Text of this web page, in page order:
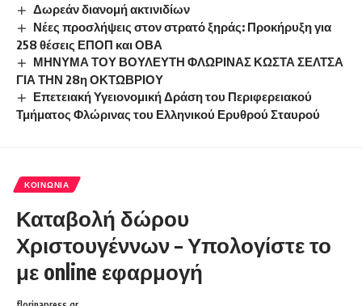
Δωρεάν διανομή ακτινιδίων
Νέες προσλήψεις στον στρατό ξηράς: Προκήρυξη για
258 θέσεις ΕΠΟΠ και ΟΒΑ
ΜΗΝΥΜΑ ΤΟΥ ΒΟΥΛΕΥΤΗ ΦΛΩΡΙΝΑΣ ΚΩΣΤΑ ΣΕΛΤΣΑ
ΓΙΑ ΤΗΝ 28η ΟΚΤΩΒΡΙΟΥ
Επετειακή Υγειονομική Δράση του Περιφερειακού
Τμήματος Φλώρινας του Ελληνικού Ερυθρού Σταυρού
ΚΟΙΝΩΝΊΑ
Καταβολή δώρου
Χριστουγέννων – Υπολογίστε το
με online εφαρμογή